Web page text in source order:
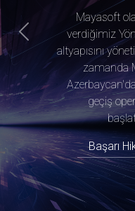
Mayasoft
verdiğimiz
altyapısını
zamanda
geçiş
Başarı
Previous